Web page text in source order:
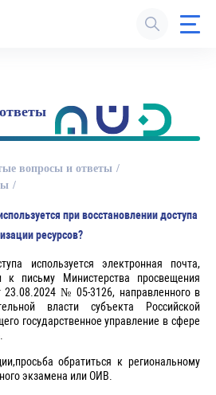
вопросы и ответы
при восстановлении доступа
ресурсов?
используется электронная почта,
к письму Министерства просвещения
23.08.2024 № 05-3126, направленного в
власти субъекта Российской
государственное управление в сфере
обратиться к региональному
экзамена или ОИВ.